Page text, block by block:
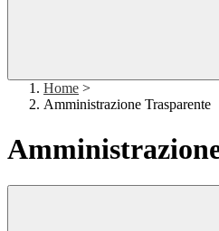
Home >
Amministrazione Trasparente